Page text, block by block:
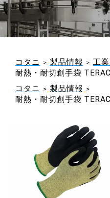
コタニ 製品情報
工
耐熱・耐切創手袋
コタニ
製品情報
耐熱・耐切創手袋